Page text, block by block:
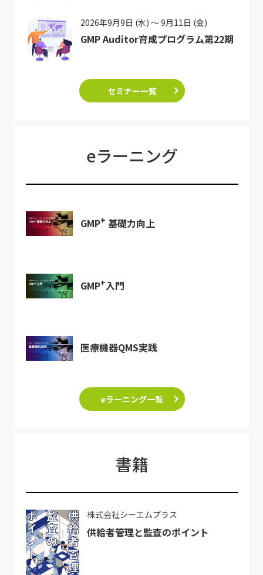
2026年9月9日 (水) ～ 9月11日 (金)
GMP Auditor育成プログラム第22期
セミナー一覧
eラーニング
GMP+ 基礎力向上
GMP+入門
医療機器QMS実践
eラーニング一覧
書籍
株式会社シーエムプラス
供給者管理と監査のポイント